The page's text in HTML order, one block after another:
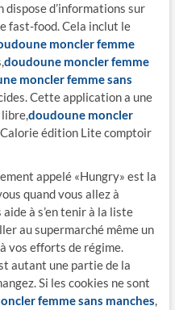
dispose d’informations sur
fast-food. Cela inclut le
moncler femme
doudoune moncler femme
moncler femme sans
Cette application a une
doudoune moncler
édition Lite comptoir
appelé «Hungry» est la
quand vous allez à
à s’en tenir à la liste
au supermarché même un
vos efforts de régime.
autant une partie de la
Si les cookies ne sont
femme sans manches,